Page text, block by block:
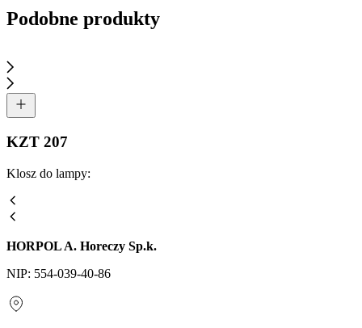
Podobne produkty
KZT 207
Klosz do lampy:
HORPOL A. Horeczy Sp.k.
NIP: 554-039-40-86